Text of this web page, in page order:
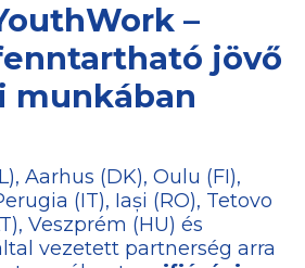
–
jövő
munkában
Aarhus (DK), Oulu (FI),
(IT), Iași (RO), Tetovo
Veszprém (HU) és
vezetett partnerség arra